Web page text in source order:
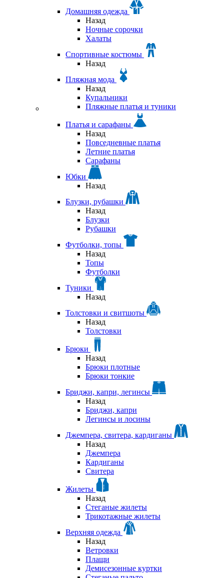
Домашняя одежда
Назад
Ночные сорочки
Халаты
Спортивные костюмы
Назад
Пляжная мода
Назад
Купальники
Пляжные платья и туники
Платья и сарафаны
Назад
Повседневные платья
Летние платья
Сарафаны
Юбки
Назад
Блузки, рубашки
Назад
Блузки
Рубашки
Футболки, топы
Назад
Топы
Футболки
Туники
Назад
Толстовки и свитшоты
Назад
Толстовки
Брюки
Назад
Брюки плотные
Брюки тонкие
Бриджи, капри, легинсы
Назад
Бриджи, капри
Легинсы и лосины
Джемпера, свитера, кардиганы
Назад
Джемпера
Кардиганы
Свитера
Жилеты
Назад
Стеганые жилеты
Трикотажные жилеты
Верхняя одежда
Назад
Ветровки
Плащи
Демисезонные куртки